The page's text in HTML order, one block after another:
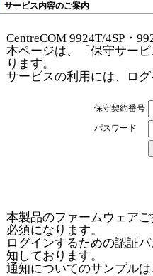
サービス内容のご案内
CentreCOM 9924T/4SP・
本ページは、「保守サー
ります。
サービスの利用には、ロ
保守契約番号
パスワード
本製品のファームウェア
必須になります。
ログインするための認証
知しております。
通知についてのサンプルは